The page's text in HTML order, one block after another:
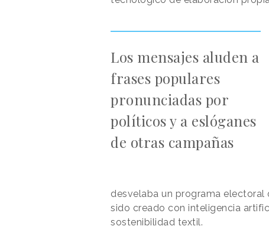
Los mensajes aluden a
frases populares
pronunciadas por
políticos y a eslóganes
de otras campañas
desvelaba un programa electoral
sido creado con inteligencia
sostenibilidad textil.